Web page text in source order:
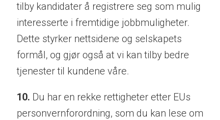
tilby kandidater å registrere seg som mulig
interesserte i fremtidige jobbmuligheter.
Dette styrker nettsidene og selskapets
formål, og gjør også at vi kan tilby bedre
tjenester til kundene våre.
10. Du har en rekke rettigheter etter EUs
personvernforordning, som du kan lese om